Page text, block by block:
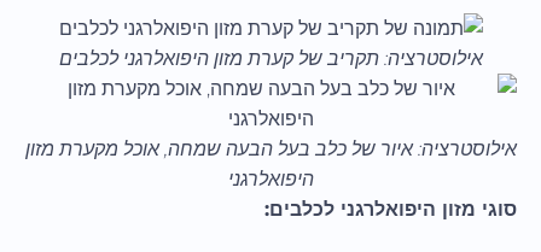
אילוסטרציה: תקריב של קערת מזון היפואלרגני לכלבים
אילוסטרציה: איור של כלב בעל הבעה שמחה, אוכל מקערת מזון
היפואלרגני
סוגי מזון היפואלרגני לכלבים: